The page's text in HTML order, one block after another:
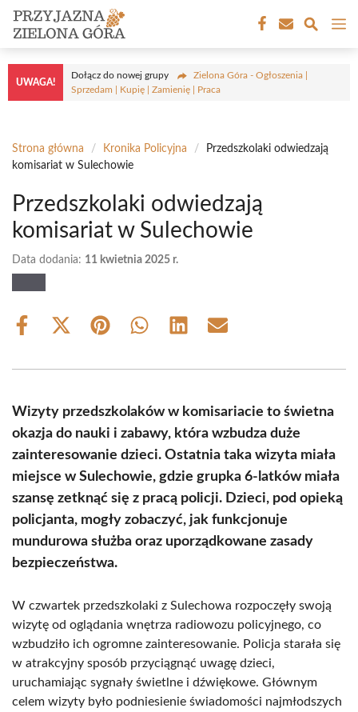
Przejdź
treści
UWAGA!
Dołącz do nowej grupy
Zielona Góra - Ogłoszenia |
Sprzedam | Kupię | Zamienię | Praca
Strona główna / Kronika Policyjna /
Przedszkolaki odwiedzają
komisariat w Sulechowie
Przedszkolaki odwiedzają
komisariat w Sulechowie
Data dodania: 11 kwietnia 2025 r.
Share
Share
(Twitter)
Share Share Share Share
Wizyty przedszkolaków w komisariacie to świetna
okazja do nauki i zabawy, która wzbudza duże
zainteresowanie dzieci. Ostatnia taka wizyta miała
miejsce w Sulechowie, gdzie grupka 6-latków miała
szansę zetknąć się z pracą policji. Dzieci, pod opieką
policjanta, mogły zobaczyć, jak funkcjonuje
mundurowa służba oraz uporządkowane zasady
bezpieczeństwa.
W czwartek przedszkolaki z Sulechowa rozpoczęły swoją
wizytę od oglądania wnętrza radiowozu policyjnego, co
wzbudziło ich ogromne zainteresowanie. Policja starała się
w atrakcyjny sposób przyciągnąć uwagę dzieci,
uruchamiając sygnały świetlne i dźwiękowe. Głównym
celem wizyty było podniesienie świadomości najmłodszych